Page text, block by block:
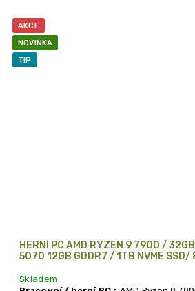
AKCE
NOVINKA
TIP
HERNÍ PC AMD RYZEN 9 7900 /
5070 12GB GDDR7 / 1TB NVME SSD/
Skladem